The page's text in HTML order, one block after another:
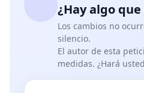
¿Hay algo
Los cambios no
silencio.
El autor de esta
medidas. ¿Hará